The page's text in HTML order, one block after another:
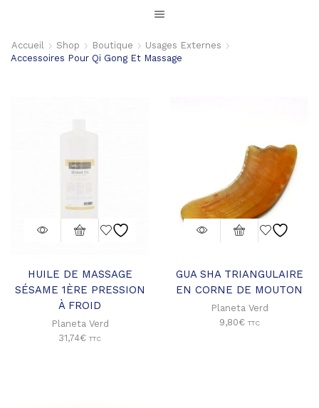
Accueil Shop Boutique
Usages Externes
Accessoires Pour Qi Gong Et Massage
HUILE DE MASSAGE
SÉSAME 1ÈRE PRESSION
À FROID
Planeta Verd
31,74€ TTC
GUA SHA TRIANGULAIRE
EN CORNE DE MOUTON
Planeta Verd
9,80€ TTC